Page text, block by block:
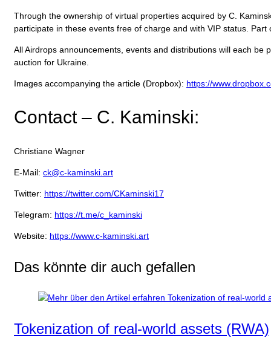
Through the ownership of virtual properties acquired by C.
participate in these events free of charge and with VIP status.
All Airdrops announcements, events and distributions will each be
auction for Ukraine.
Images accompanying the article (Dropbox): https://
Contact – C. Kaminski:
Christiane Wagner
E-Mail: ck@c-kaminski.art
Twitter: https://twitter.com/CKaminski17
Telegram: https://t.me/c_kaminski
Website: https://www.c-kaminski.art
Das könnte dir auch gefallen
Tokenization of real-world assets (RWA)